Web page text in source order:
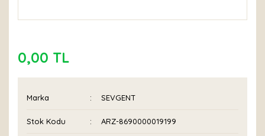
0,00 TL
Marka SEVGENT
Stok Kodu ARZ-8690000019199